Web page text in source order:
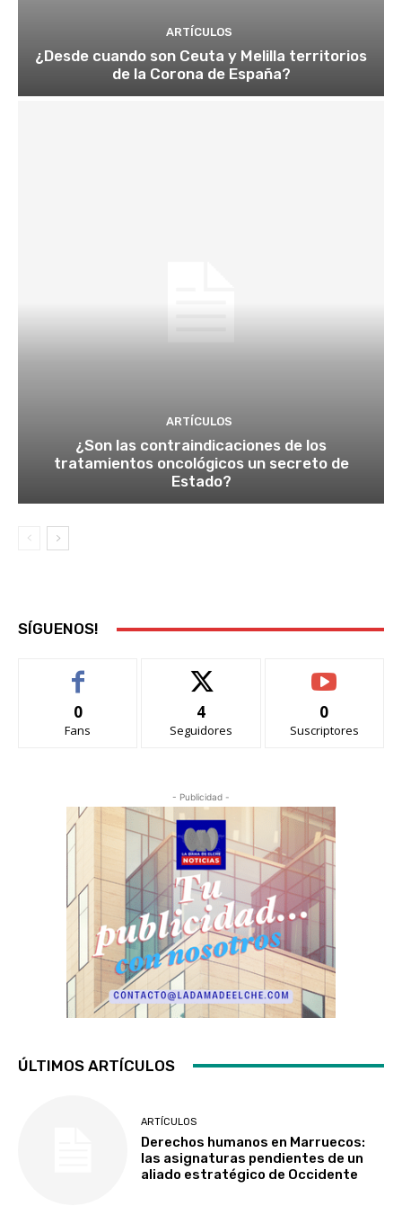
ARTÍCULOS
¿Desde cuando son Ceuta y Melilla territorios
de la Corona de España?
ARTÍCULOS
¿Son las contraindicaciones de los
tratamientos oncológicos un secreto de
Estado?
SÍGUENOS!
0
Fans
4
Seguidores
0
Suscriptores
- Publicidad -
ÚLTIMOS ARTÍCULOS
ARTÍCULOS
Derechos humanos en Marruecos:
las asignaturas pendientes de un
aliado estratégico de Occidente